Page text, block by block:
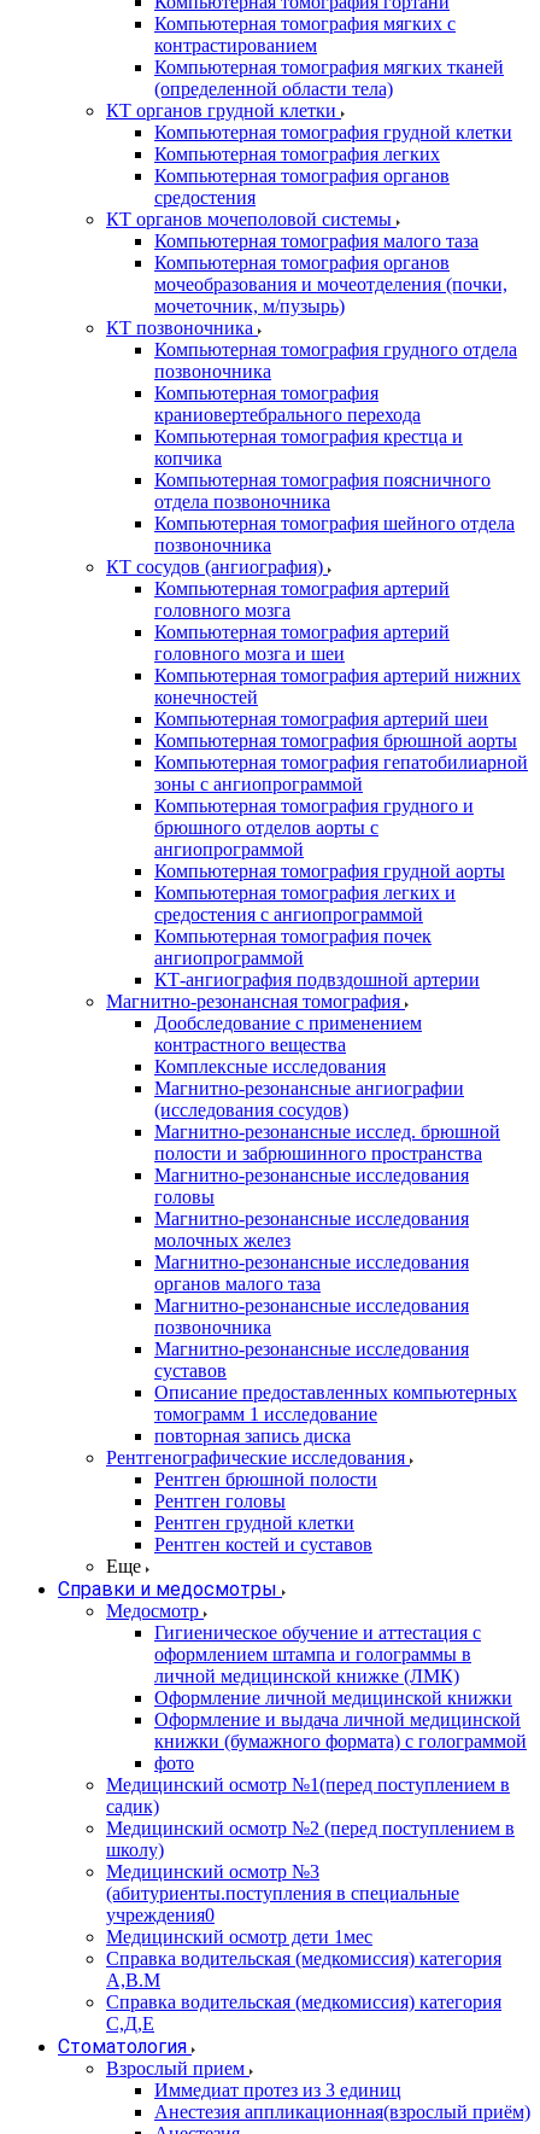
Компьютерная томография мягких с
контрастированием
Компьютерная томография мягких тканей
(определенной области тела)
КТ органов грудной клетки
Компьютерная томография грудной клетки
Компьютерная томография легких
Компьютерная томография органов
средостения
КТ органов мочеполовой системы
Компьютерная томография малого таза
Компьютерная томография органов
мочеобразования и мочеотделения (почки,
мочеточник, м/пузырь)
КТ позвоночника
Компьютерная томография грудного отдела
позвоночника
Компьютерная томография
краниовертебрального перехода
Компьютерная томография крестца и
копчика
Компьютерная томография поясничного
отдела позвоночника
Компьютерная томография шейного отдела
позвоночника
КТ сосудов (ангиография)
Компьютерная томография артерий
головного мозга
Компьютерная томография артерий
головного мозга и шеи
Компьютерная томография артерий нижних
конечностей
Компьютерная томография артерий шеи
Компьютерная томография брюшной аорты
Компьютерная томография гепатобилиарной
зоны с ангиопрограммой
Компьютерная томография грудного и
брюшного отделов аорты с
ангиопрограммой
Компьютерная томография грудной аорты
Компьютерная томография легких и
средостения с ангиопрограммой
Компьютерная томография почек
ангиопрограммой
КТ-ангиография подвздошной артерии
Магнитно-резонансная томография
Дообследование с применением
контрастного вещества
Комплексные исследования
Магнитно-резонансные ангиографии
(исследования сосудов)
Магнитно-резонансные исслед. брюшной
полости и забрюшинного пространства
Магнитно-резонансные исследования
головы
Магнитно-резонансные исследования
молочных желез
Магнитно-резонансные исследования
органов малого таза
Магнитно-резонансные исследования
позвоночника
Магнитно-резонансные исследования
суставов
Описание предоставленных компьютерных
томограмм 1 исследование
повторная запись диска
Рентгенографические исследования
Рентген брюшной полости
Рентген головы
Рентген грудной клетки
Рентген костей и суставов
Еще
Справки и медосмотры
Медосмотр
Гигиеническое обучение и аттестация с
оформлением штампа и голограммы в
личной медицинской книжке (ЛМК)
Оформление личной медицинской книжки
Оформление и выдача личной медицинской
книжки (бумажного формата) с голограммой
фото
Медицинский осмотр №1(перед поступлением в
садик)
Медицинский осмотр №2 (перед поступлением в
школу)
Медицинский осмотр №3
(абитуриенты.поступления в специальные
учреждения0
Медицинский осмотр дети 1мес
Справка водительская (медкомиссия) категория
А,В.М
Справка водительская (медкомиссия) категория
С,Д,Е
Стоматология
Взрослый прием
Иммедиат протез из 3 единиц
Анестезия аппликационная(взрослый приём)